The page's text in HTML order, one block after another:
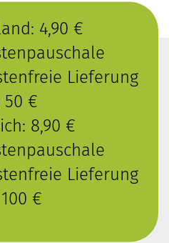
4,90 €
Lieferung
50 €
8,90 €
Lieferung
€